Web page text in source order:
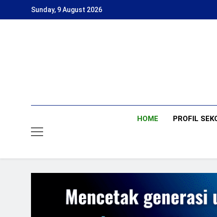
Sunday, 9 August 2026
HOME PROFIL